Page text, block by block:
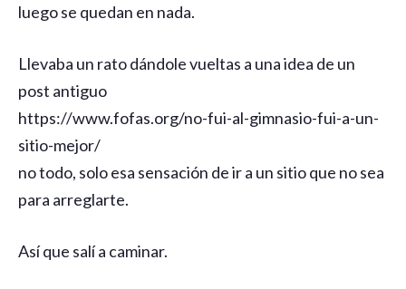
luego se quedan en nada.
Llevaba un rato dándole vueltas a una idea de un
post antiguo
https://www.fofas.org/no-fui-al-gimnasio-fui-a-un-
sitio-mejor/
no todo, solo esa sensación de ir a un sitio que no sea
para arreglarte.
Así que salí a caminar.